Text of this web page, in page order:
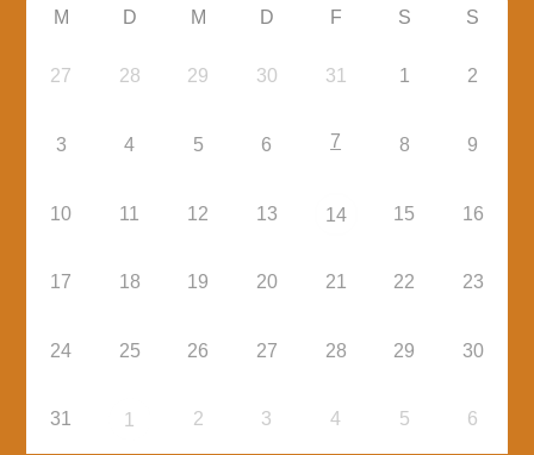
M D M D F S S
27 28 29 30 31 1 2
3 4 5 6 7 8 9
10 11 12 13 14 15 16
17 18 19 20 21 22 23
24 25 26 27 28 29 30
31 1 2 3 4 5 6